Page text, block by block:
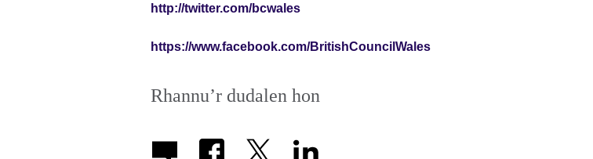
http://twitter.com/bcwales
https://www.facebook.com/BritishCouncilWales
Rhannu’r dudalen hon